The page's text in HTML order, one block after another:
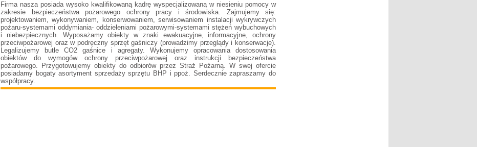
Firma nasza posiada wysoko kwalifikowaną kadrę wyspecjalizowaną w niesieniu pomocy w
zakresie bezpieczeństwa pożarowego ochrony pracy i środowiska. Zajmujemy się:
projektowaniem, wykonywaniem, konserwowaniem, serwisowaniem instalacji wykrywczych
pożaru-systemami oddymiania- oddzieleniami pożarowymi-systemami stężeń wybuchowych
i niebezpiecznych. Wyposażamy obiekty w znaki ewakuacyjne, informacyjne, ochrony
przeciwpożarowej oraz w podręczny sprzęt gaśniczy (prowadzimy przeglądy i konserwacje).
Legalizujemy butle CO2 gaśnice i agregaty. Wykonujemy opracowania dostosowania
obiektów do wymogów ochrony przeciwpożarowej oraz instrukcji bezpieczeństwa
pożarowego. Przygotowujemy obiekty do odbiorów przez Straż Pożarną. W swej ofercie
posiadamy bogaty asortyment sprzedaży sprzętu BHP i ppoż. Serdecznie zapraszamy do
współpracy.